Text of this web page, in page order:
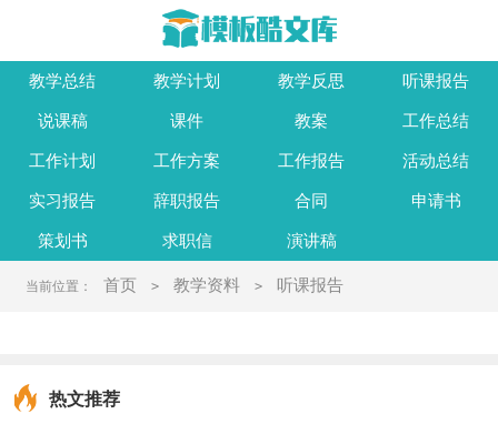
教学总结 教学计划 教学反思 听课报告
说课稿 课件 教案 工作总结
工作计划 工作方案 工作报告 活动总结
实习报告 辞职报告 合同 申请书
策划书 求职信 演讲稿
当前位置： 首页 > 教学资料 > 听课报告
热文推荐